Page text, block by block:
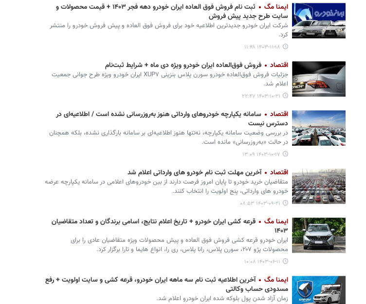
ایمنا مگ
ثبت نام فروش فوق العاده ایران خودرو دهه فجر ۱۴۰۳ + قیمت محصولات و
سایت طرح جدید پیش فروش
شرکت ایران خودرو جدیدترین اطلاعیه خود برای فروش فوق العاده و پیش فروش خودرو را منتشر
کرد.
۱۴۰۳-۱۱-۱۸ ۱۱:۴۸
اقتصاد فروش فوق‌العاده ایران خودرو ویژه دی ماه + شرایط ثبت‌نام
جزئیات فروش‌ فوق‌العاده خودرو سورن پلاس بنزینی XUP۷ ایران خودرو ویژه طرح جوانی جمعیت
اعلام شد.
۱۴۰۳-۱۰-۲۱ ۲۲:۴۷
اقتصاد
سامانه یکپارچه خودروهای وارداتی هنوز به‌روزرسانی نشده است / اطلاعیه‌ای در
دسترس نیست
در بررسی وضعیت سامانه یکپارچه، نه‌تنها هنوز اطلاعیه‌ای بر سامانه بارگذاری نشده، بلکه همچنان
در حالت «به‌روزرسانی» مانده است.
۱۴۰۳-۱۰-۱۷ ۱۳:۰۹
اقتصاد آخرین مهلت ثبت نام خودرو های وارداتی اعلام شد
متقاضیان خرید خودرو تا پایان امروز فرصت دارند از بین خودروهای اعلامی در سامانه یکپارچه عرضه
خودرو های وارداتی، پنج اولویت را انتخاب کنند.
۱۴۰۳-۰۹-۲۱ ۰۸:۵۳
ایمنا مگ
قرعه کشی ایران خودرو + تاریخ اعلام نتایج، اسامی برندگان و تعداد متقاضیان
۱۴۰۳
ایران خودرو قرعه کشی فروش فوق العاده و پیش محصولات ویژه متقاضیان عادی را برای
محصولات پژو ۲۰۷، سورن پلاس، رانا پلاس، ری را، انواع هایما و تارا برگزار کرد.
۱۴۰۳-۰۶-۱۱ ۱۰:۰۸
ایمنا مگ
آخرین اطلاعیه ثبت نام سه ماهه ایران خودرو، قرعه کشی و سایت اولویت + رفع
مسدودی حساب وکالتی
زمان آزاد شدن پول بلوکه شده ایران خودرو اعلام شد.